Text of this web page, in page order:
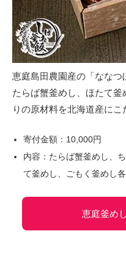
恵庭島田農園産の「ななつ
たらば蟹釜めし、ほたて
りの原材料を北海道産にこ
寄付金額：10,000円
内容：たらば蟹釜めし、
て釜めし、ごもく釜めし
恵庭釜め